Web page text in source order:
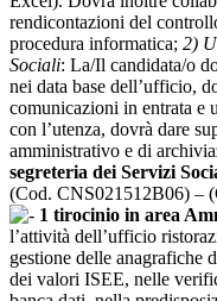
rendicontazioni del
procedura informatica; 2)
Sociali: La/Il candidata/o
nei data base dell’ufficio,
comunicazioni in entrata e
con l’utenza, dovrà dare
amministrativo e di
segreteria dei Servizi
(Cod. CNS021512B06) –
1 tirocinio in area
l’attività dell’ufficio
gestione delle anagrafiche
dei valori ISEE, nelle